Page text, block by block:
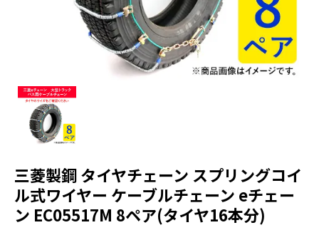
三菱製鋼 タイヤチェーン スプリングコイ
ル式ワイヤー ケーブルチェーン eチェー
ン EC05517M 8ペア(タイヤ16本分)